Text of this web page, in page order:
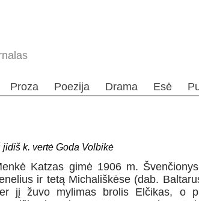
Proza Poezija Drama Esė
jidiš k. vertė Goda Volbikė
Katzas gimė 1906 m.
ir tetą Michališkėse (dab.
jį žuvo mylimas brolis Elčikas, o